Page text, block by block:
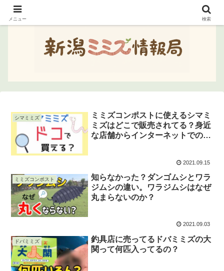
シマミミズ
ミミズコンポストに使えるシマミ
ミズはどこで販売されてる？身近
な店舗からインターネットでのオ
2021.09.15
ミミズコンポスト
知らなかった？ダンゴムシとワラ
ジムシの違い。ワラジムシはなぜ
丸まらないのか？
2021.09.03
ドバミミズ
釣具店に売ってるドバミミズの大
関って何匹入ってるの？
メニュー 検索